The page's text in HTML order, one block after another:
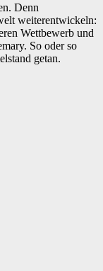
Denn
weiterentwickeln:
Wettbewerb und
So oder so
getan.